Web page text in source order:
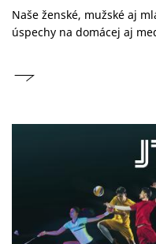
Naše ženské, mužské aj
úspechy na domácej aj